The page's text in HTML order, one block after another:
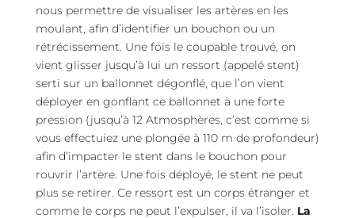
nous permettre de visualiser les artères en les
moulant, afin d’identifier un bouchon ou un
rétrécissement. Une fois le coupable trouvé, on
vient glisser jusqu’à lui un ressort (appelé stent)
serti sur un ballonnet dégonflé, que l’on vient
déployer en gonflant ce ballonnet à une forte
pression (jusqu’à 12 Atmosphères, c’est comme si
vous effectuiez une plongée à 110 m de profondeur)
afin d’impacter le stent dans le bouchon pour
rouvrir l’artère. Une fois déployé, le stent ne peut
plus se retirer. Ce ressort est un corps étranger et
comme le corps ne peut l’expulser, il va l’isoler. La